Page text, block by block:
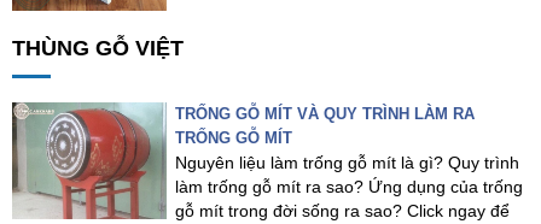
THÙNG GỖ VIỆT
TRỐNG GỖ MÍT VÀ QUY TRÌNH LÀM RA
TRỐNG GỖ MÍT
Nguyên liệu làm trống gỗ mít là gì? Quy trình
làm trống gỗ mít ra sao? Ứng dụng của trống
gỗ mít trong đời sống ra sao? Click ngay để